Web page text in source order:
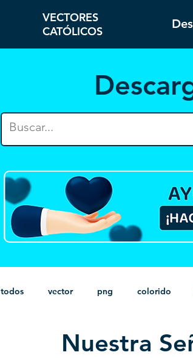
VECTORES
CATÓLICOS
todos vector png colorido
estampado paquetes infantil
Nuestra